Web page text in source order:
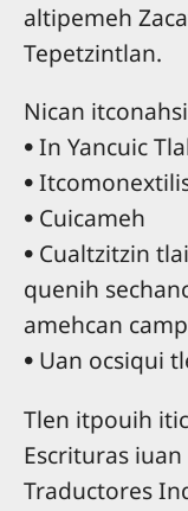
altipemeh
Tepetzintlan.
Nican
• In Yancuic
•
• Cuicameh
• Cualtzitzin
quenih
amehcan
• Uan ocsiqui
Tlen itpouih
Escrituras
Traductores